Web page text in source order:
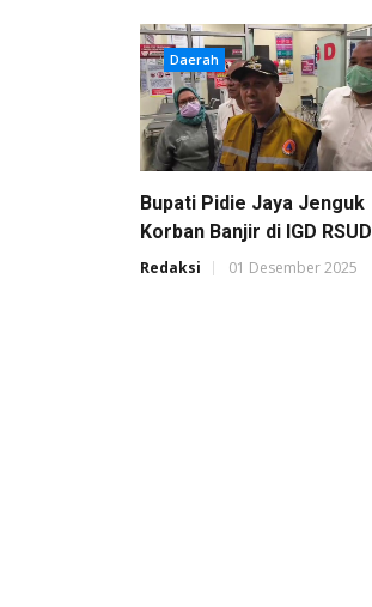
Daerah
Bupati Pidie Jaya Jenguk
Korban Banjir di IGD RSUD
Redaksi 01 Desember 2025